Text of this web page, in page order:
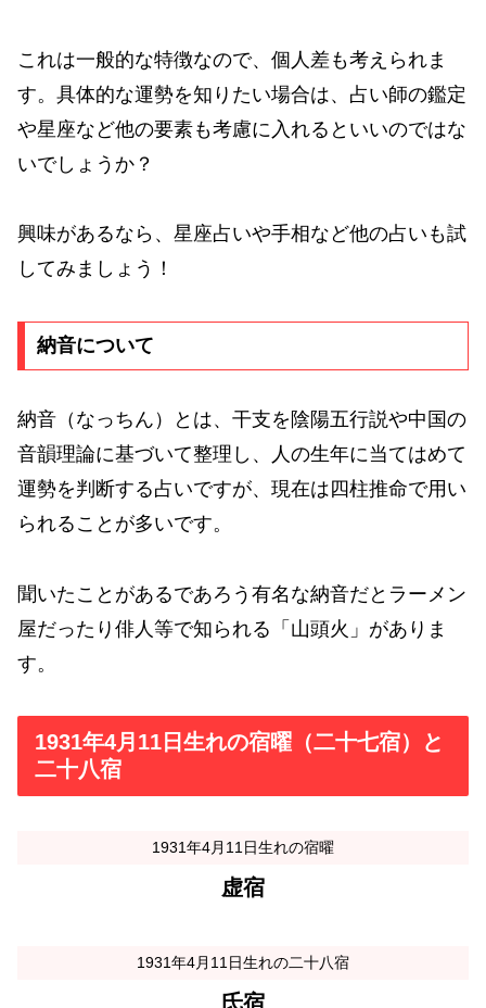
これは一般的な特徴なので、個人差も考えられま
す。具体的な運勢を知りたい場合は、占い師の鑑定
や星座など他の要素も考慮に入れるといいのではな
いでしょうか？
興味があるなら、星座占いや手相など他の占いも試
してみましょう！
納音について
納音（なっちん）とは、干支を陰陽五行説や中国の
音韻理論に基づいて整理し、人の生年に当てはめて
運勢を判断する占いですが、現在は四柱推命で用い
られることが多いです。
聞いたことがあるであろう有名な納音だとラーメン
屋だったり俳人等で知られる「山頭火」がありま
す。
1931年4月11日生れの宿曜（二十七宿）と
二十八宿
1931年4月11日生れの宿曜
虚宿
1931年4月11日生れの二十八宿
氐宿